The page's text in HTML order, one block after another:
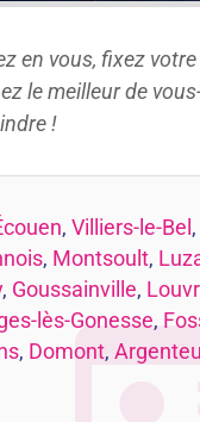
en vous, fixez
le meilleur de
!
, Villiers-le-Bel,
, Montsoult,
, Goussainville,
lès-Gonesse,
, Domont,